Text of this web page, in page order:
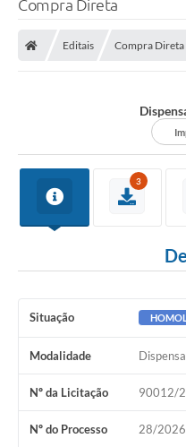
Compra Direta
Editais Compra Direta
3
Situação
Modalidade Dispensa
Nº da Licitação 90012/
Nº do Processo 28/2026